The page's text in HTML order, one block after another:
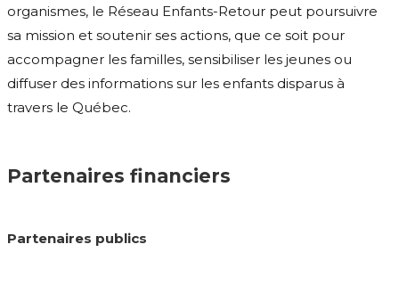
organismes, le Réseau Enfants-Retour peut poursuivre
sa mission et soutenir ses actions, que ce soit pour
accompagner les familles, sensibiliser les jeunes ou
diffuser des informations sur les enfants disparus à
travers le Québec.
Partenaires financiers
Partenaires publics